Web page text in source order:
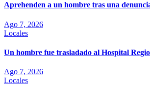
Aprehenden a un hombre tras una
Ago 7, 2026
Locales
Un hombre fue trasladado al Hospital
Ago 7, 2026
Locales